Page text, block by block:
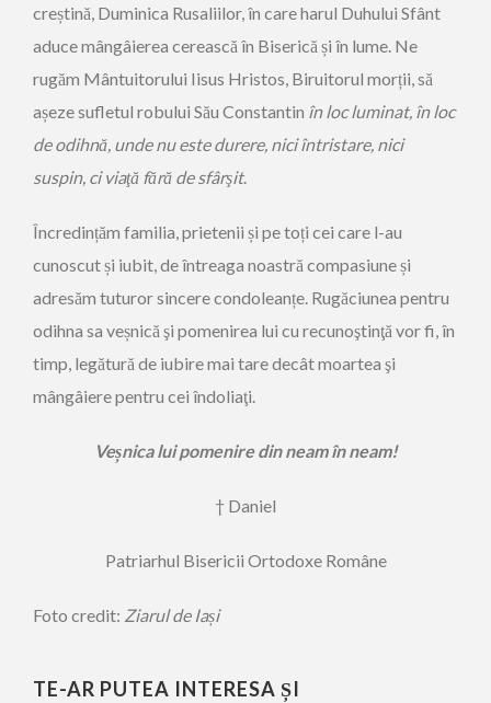
creștină, Duminica Rusaliilor, în care harul Duhului Sfânt
aduce mângâierea cerească în Biserică și în lume. Ne
rugăm Mântuitorului Iisus Hristos, Biruitorul morții, să
așeze sufletul robului Său Constantin în loc luminat, în loc
de odihnă, unde nu este durere, nici întristare, nici
suspin, ci viaţă fără de sfârşit.
Încredințăm familia, prietenii și pe toți cei care l-au
cunoscut și iubit, de întreaga noastră compasiune și
adresăm tuturor sincere condoleanțe. Rugăciunea pentru
odihna sa veșnică şi pomenirea lui cu recunoştinţă vor fi, în
timp, legătură de iubire mai tare decât moartea şi
mângâiere pentru cei îndoliaţi.
Veșnica lui pomenire din neam în neam!
† Daniel
Patriarhul Bisericii Ortodoxe Române
Foto credit: Ziarul de Iași
TE-AR PUTEA INTERESA ȘI